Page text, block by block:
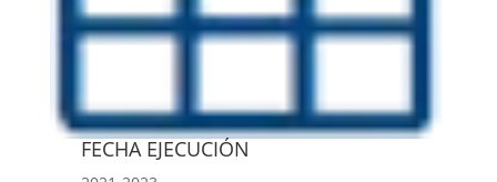
FECHA EJECUCIÓN